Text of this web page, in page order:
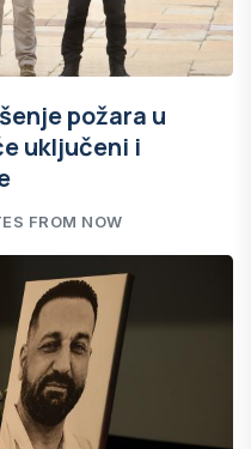
požara u
uključeni i
FROM NOW